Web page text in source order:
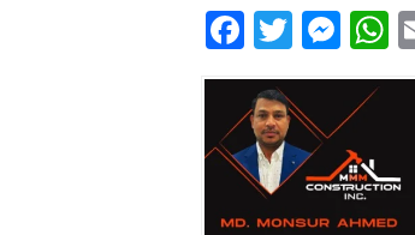
Facebook
Twitter